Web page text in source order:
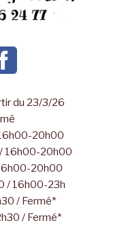
du 23/3/26
20h00
16h00-20h00
20h00
/ 16h00-23h
/ Fermé*
/ Fermé*